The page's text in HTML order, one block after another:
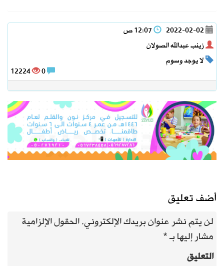
2022-02-02
زينب عبدالله الصولان
لا يوجد وسوم
12224
أضف تعليق
لن يتم نشر عنوان بريدك الإلكتروني.الحقول الإلزامية
مشار إليها بـ*
التعليق